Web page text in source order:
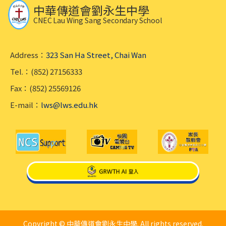
中華傳道會劉永生中學
CNEC Lau Wing Sang Secondary School
Address： 323 San Ha Street, Chai Wan
Tel.：(852) 27156333
Fax：(852) 25569126
E-mail： lws@lws.edu.hk
Copyright © 中華傳道會劉永生中學. All rights reserved.